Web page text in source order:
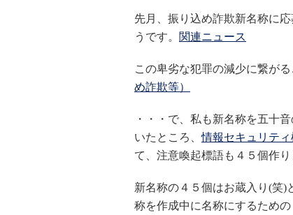
先月、振り込め詐欺新名称に
うです。 関連ニュース
この卑劣な犯罪の減少に繋がる
め詐欺等）
・・・で、私も新名称を五十
いたところ、情報セキュリテ
て、注意喚起標語も４５個作り
新名称の４５個はお蔵入り(笑)
称を作成中に名称にするため